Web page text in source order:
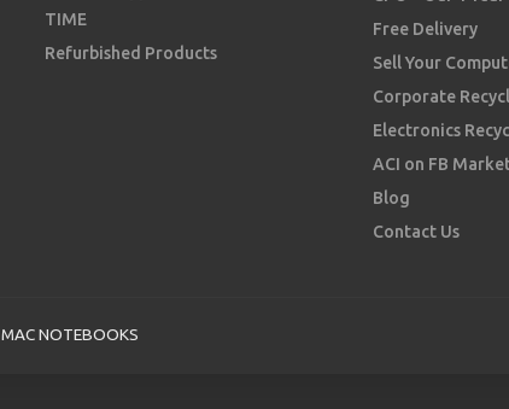
TIME
Refurbished Products
Free Delivery
Sell Your
Corporate
Electronics
ACI on FB
Blog
Contact Us
MAC NOTEBOOKS